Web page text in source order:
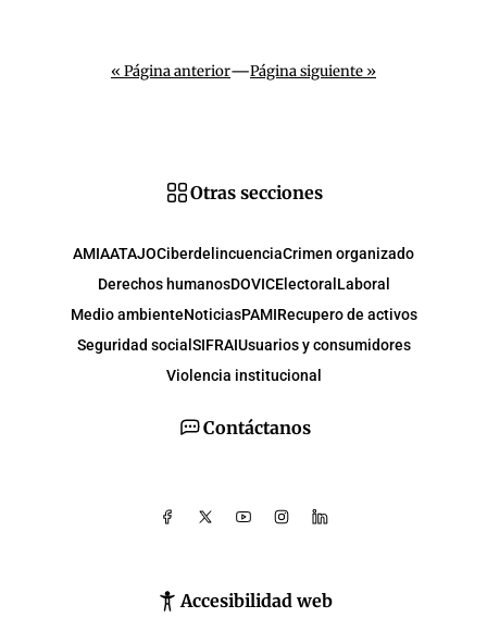
« Página anterior—Página siguiente »
Contáctanos
Accesibilidad web
Otras secciones
AMIAATAJOCiberdelincuenciaCrimen organizado
Derechos humanosDOVICElectoral Laboral
Medio ambienteNoticiasPAMIRecupero de activos
Seguridad social SIFRAIUsuarios y consumidores
Violencia institucional